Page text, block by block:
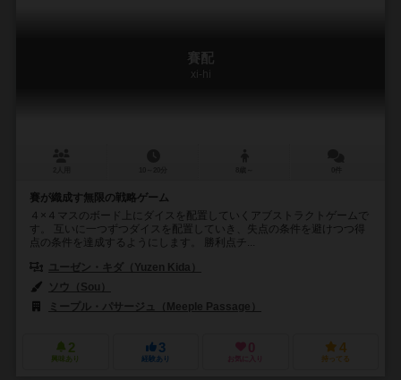
賽配
xi-hi
賽が織成す無限の戦略ゲーム
４×４マスのボード上にダイスを配置していくアブストラクトゲームで
す。 互いに一つずつダイスを配置していき、失点の条件を避けつつ得
点の条件を達成するようにします。 勝利点チ...
ユーゼン・キダ（Yuzen Kida）
ソウ（Sou）
ミープル・パサージュ（Meeple Passage）
2
興味あり
3
経験あり
0
お気に入り
4
持ってる